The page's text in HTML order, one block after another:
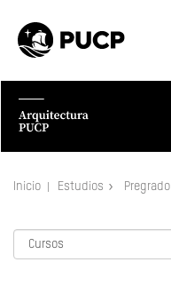
Inicio Estudios Pregrado